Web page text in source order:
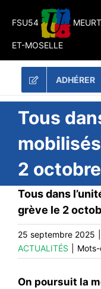
FSU54
ET-MOSELLE
ADHÉRER
Tous
2
Tous dans
grève le 2
25 septembre 2025
ACTUALITÉS
On poursuit la